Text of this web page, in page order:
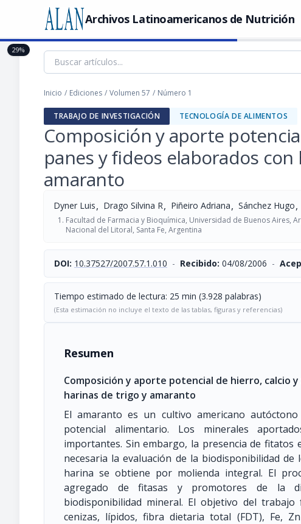
Archivos Latinoamericanos de Nutrición
Inicio / Ediciones / Volumen 57 / Número 1
TRABAJO DE INVESTIGACIÓN TECNOLOGÍA DE ALIMENTOS
Composición y aporte
panes y fideos elaborados
amaranto
Dyner Luis, Drago Silvina R, Piñeiro Adriana, Sánchez Hugo,
Facultad de Farmacia y Bioquímica, Universidad de Buenos Aires,
Nacional del Litoral, Santa Fe, Argentina
DOI: 10.37527/2007.57.1.010 - Recibido: 04/08/2006 -
Tiempo estimado de lectura: 25 min (3.928 palabras)
(Esta estimación no incluye el texto de las tablas, figuras y referencias)
Resumen
Composición y aporte potencial de hierro, calcio
harinas de trigo y amaranto
El amaranto es un cultivo americano
potencial alimentario. Los minerales
importantes. Sin embargo, la presencia de
necesaria la evaluación de la biodisponibilidad
harina se obtiene por molienda integral. El
agregado de fitasas y promotores de la
biodisponibilidad mineral. El objetivo del
cenizas, lípidos, fibra dietaria total (FDT), Fe,
29%